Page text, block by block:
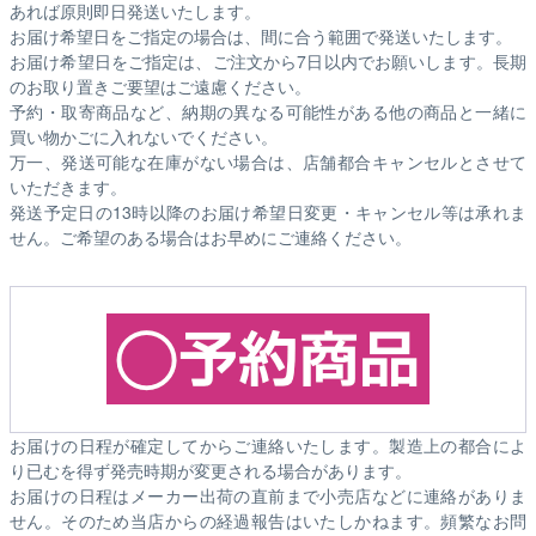
あれば原則即日発送いたします。
お届け希望日をご指定の場合は、間に合う範囲で発送いたします。
お届け希望日をご指定は、ご注文から7日以内でお願いします。長期
のお取り置きご要望はご遠慮ください。
予約・取寄商品など、納期の異なる可能性がある他の商品と一緒に
買い物かごに入れないでください。
万一、発送可能な在庫がない場合は、店舗都合キャンセルとさせて
いただきます。
発送予定日の13時以降のお届け希望日変更・キャンセル等は承れま
せん。ご希望のある場合はお早めにご連絡ください。
お届けの日程が確定してからご連絡いたします。製造上の都合によ
り已むを得ず発売時期が変更される場合があります。
お届けの日程はメーカー出荷の直前まで小売店などに連絡がありま
せん。そのため当店からの経過報告はいたしかねます。頻繁なお問